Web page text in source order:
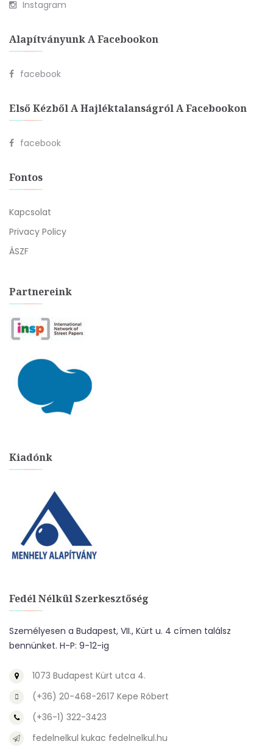
Instagram
Alapítványunk A Facebookon
facebook
Első Kézből A Hajléktalanságról A Facebookon
facebook
Fontos
Kapcsolat
Privacy Policy
ÁSZF
Partnereink
Kiadónk
Fedél Nélkül Szerkesztőség
Személyesen a Budapest, VII., Kürt u. 4 címen találsz
bennünket. H-P: 9-12-ig
1073 Budapest Kürt utca 4.
(+36) 20-468-2617 Kepe Róbert
(+36-1) 322-3423
fedelnelkul kukac fedelnelkul.hu